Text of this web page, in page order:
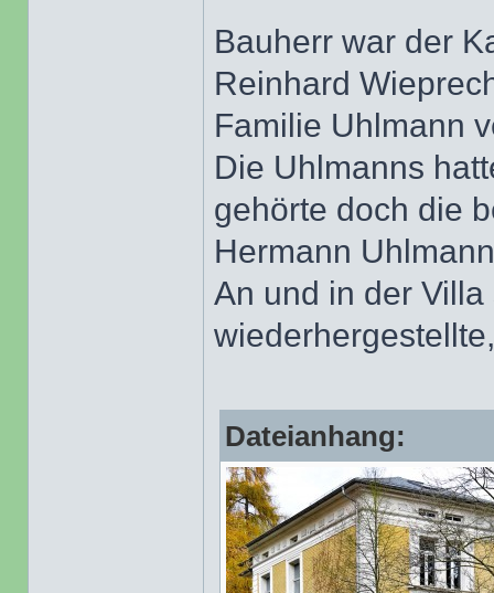
Bauherr war der
Reinhard
Familie Uhlmann
Die Uhlmanns
gehörte doch die
Hermann
An und in der
Dateianhang: